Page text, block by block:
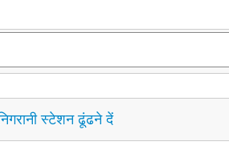
स्टेशन ढूंढने दें